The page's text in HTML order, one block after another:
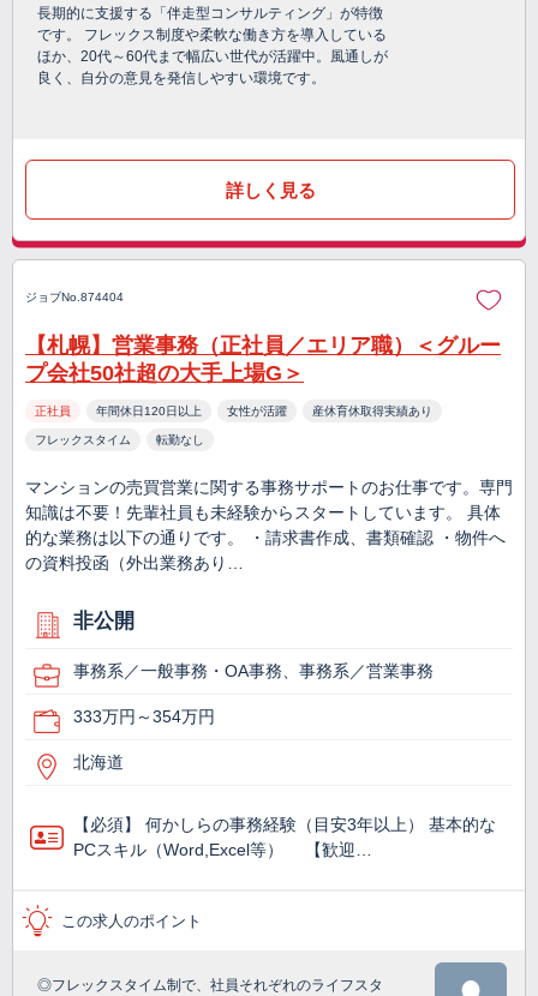
長期的に支援する「伴走型コンサルティング」が特徴
です。 フレックス制度や柔軟な働き方を導入している
ほか、20代～60代まで幅広い世代が活躍中。風通しが
良く、自分の意見を発信しやすい環境です。
詳しく見る
ジョブNo.874404
【札幌】営業事務（正社員／エリア職）＜グルー
プ会社50社超の大手上場G＞
正社員 年間休日120日以上 女性が活躍 産休育休取得実績あり
フレックスタイム 転勤なし
マンションの売買営業に関する事務サポートのお仕事です。専門
知識は不要！先輩社員も未経験からスタートしています。 具体
的な業務は以下の通りです。 ・請求書作成、書類確認 ・物件へ
の資料投函（外出業務あり…
非公開
事務系／一般事務・OA事務、事務系／営業事務
333万円～354万円
北海道
【必須】 何かしらの事務経験（目安3年以上） 基本的な
PCスキル（Word,Excel等） 【歓迎…
この求人のポイント
◎フレックスタイム制で、社員それぞれのライフスタ